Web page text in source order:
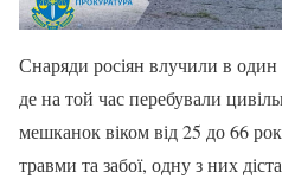
Снаряди росіян влучили в один
де на той час перебували
мешканок віком від 25 до 66
травми та забої, одну з них